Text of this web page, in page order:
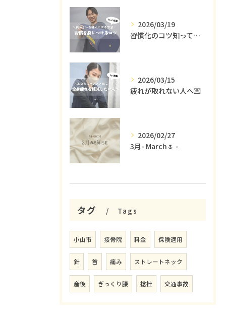
2026/03/19
習慣化のコツ知ってる😳？
2026/03/15
疲れが取れない人へ💌
2026/02/27
3月- March🌷 -
タグ Tags
小山市 接骨院 料金 保険適用
針 首 痛み ストレートネック
産後 ぎっくり腰 捻挫 交通事故